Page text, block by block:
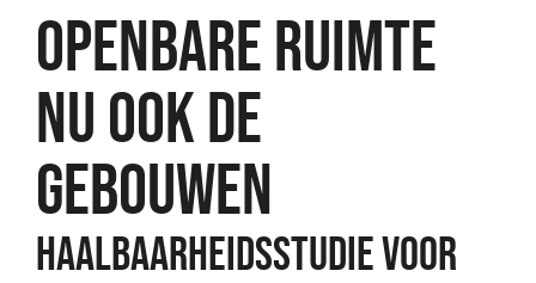
OPENBARE RUIMTE
NU OOK DE
GEBOUWEN
Haalbaarheidsstudie voor